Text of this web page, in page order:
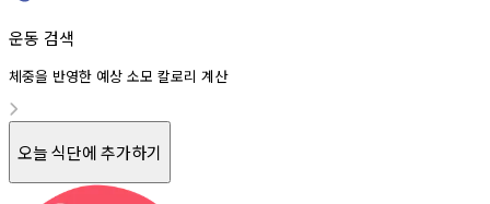
운동 검색
체중을 반영한 예상 소모 칼로리 계산
오늘 식단에 추가하기